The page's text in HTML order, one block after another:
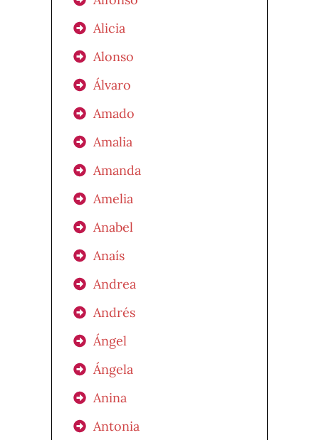
Alicia
Alonso
Álvaro
Amado
Amalia
Amanda
Amelia
Anabel
Anaís
Andrea
Andrés
Ángel
Ángela
Anina
Antonia